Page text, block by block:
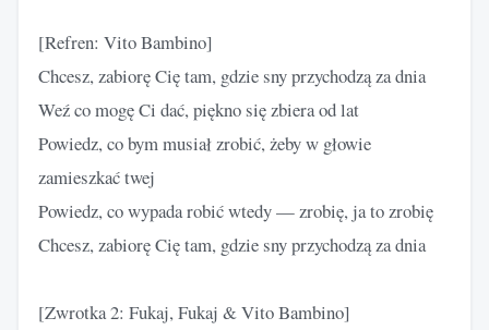
[Refren: Vito Bambino]
Chcesz, zabiorę Cię tam, gdzie sny przychodzą za dnia
Weź co mogę Ci dać, piękno się zbiera od lat
Powiedz, co bym musiał zrobić, żeby w głowie
zamieszkać twej
Powiedz, co wypada robić wtedy — zrobię, ja to zrobię
Chcesz, zabiorę Cię tam, gdzie sny przychodzą za dnia
[Zwrotka 2: Fukaj, Fukaj & Vito Bambino]